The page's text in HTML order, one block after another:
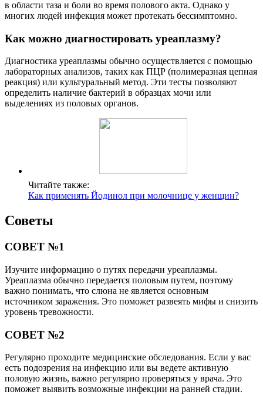
в области таза и боли во время полового акта. Однако у
многих людей инфекция может протекать бессимптомно.
Как можно диагностировать уреаплазму?
Диагностика уреаплазмы обычно осуществляется с помощью
лабораторных анализов, таких как ПЦР (полимеразная цепная
реакция) или культуральный метод. Эти тесты позволяют
определить наличие бактерий в образцах мочи или
выделениях из половых органов.
Читайте также:
Как применять Йодинол при молочнице у женщин?
Советы
СОВЕТ №1
Изучите информацию о путях передачи уреаплазмы.
Уреаплазма обычно передается половым путем, поэтому
важно понимать, что слюна не является основным
источником заражения. Это поможет развеять мифы и снизить
уровень тревожности.
СОВЕТ №2
Регулярно проходите медицинские обследования. Если у вас
есть подозрения на инфекцию или вы ведете активную
половую жизнь, важно регулярно проверяться у врача. Это
поможет выявить возможные инфекции на ранней стадии.